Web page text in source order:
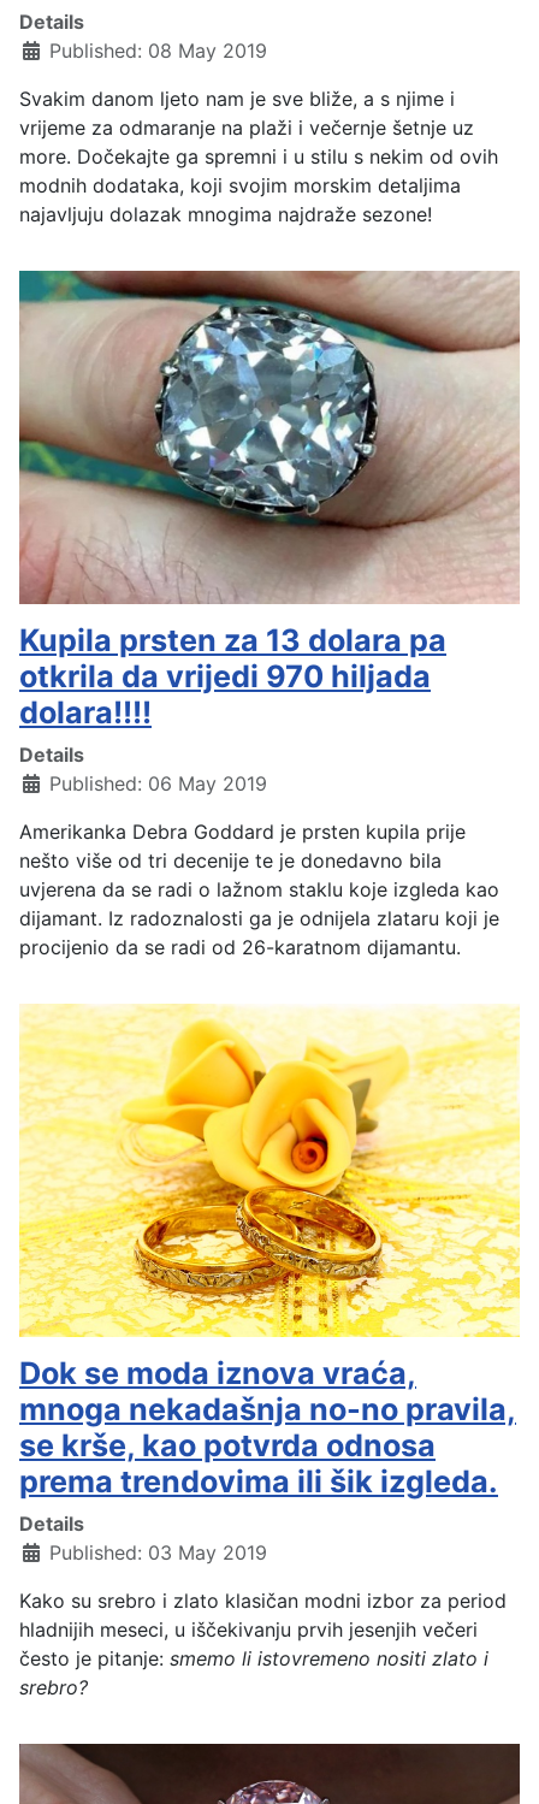
Details
Published: 08 May 2019
Svakim danom ljeto nam je sve bliže, a s njime i
vrijeme za odmaranje na plaži i večernje šetnje uz
more. Dočekajte ga spremni i u stilu s nekim od ovih
modnih dodataka, koji svojim morskim detaljima
najavljuju dolazak mnogima najdraže sezone!
Kupila prsten za 13 dolara pa
otkrila da vrijedi 970 hiljada
dolara!!!!
Details
Published: 06 May 2019
Amerikanka Debra Goddard je prsten kupila prije
nešto više od tri decenije te je donedavno bila
uvjerena da se radi o lažnom staklu koje izgleda kao
dijamant. Iz radoznalosti ga je odnijela zlataru koji je
procijenio da se radi od 26-karatnom dijamantu.
Dok se moda iznova vraća,
mnoga nekadašnja no-no pravila,
se krše, kao potvrda odnosa
prema trendovima ili šik izgleda.
Details
Published: 03 May 2019
Kako su srebro i zlato klasičan modni izbor za period
hladnijih meseci, u iščekivanju prvih jesenjih večeri
često je pitanje: smemo li istovremeno nositi zlato i
srebro?